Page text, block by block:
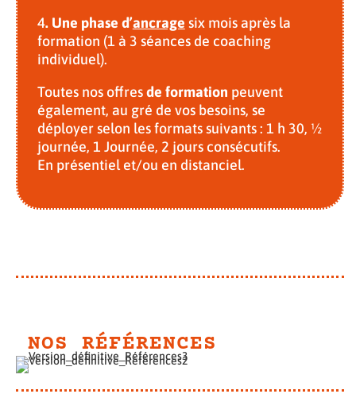
4. Une phase d’ancrage six mois après la
formation (1 à 3 séances de coaching
individuel).
Toutes nos offresde formation peuvent
également, au gré de vos besoins, se
déployer selon les formats suivants : 1 h 30, ½
journée, 1 Journée, 2 jours consécutifs.
En présentiel et/ou en distanciel.
NOS RÉFÉRENCES